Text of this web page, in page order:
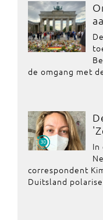
de omgang met
In
correspondent
Duitsland